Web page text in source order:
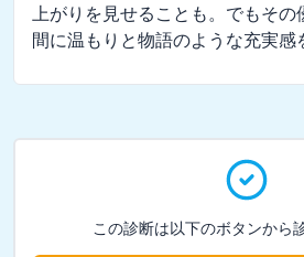
上がりを見せることも。でもそ
間に温もりと物語のような充実感
この診断は以下のボタンから